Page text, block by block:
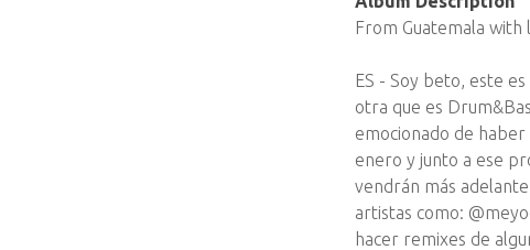
From Guatemala with
ES - Soy beto, este
otra que es
emocionado de haber
enero y junto a ese
vendrán más
artistas como:
hacer remixes de